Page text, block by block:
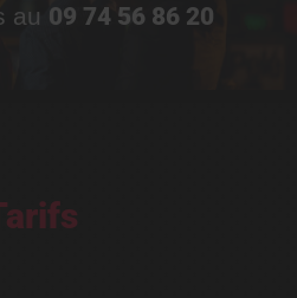
au 09 74 56 86 20